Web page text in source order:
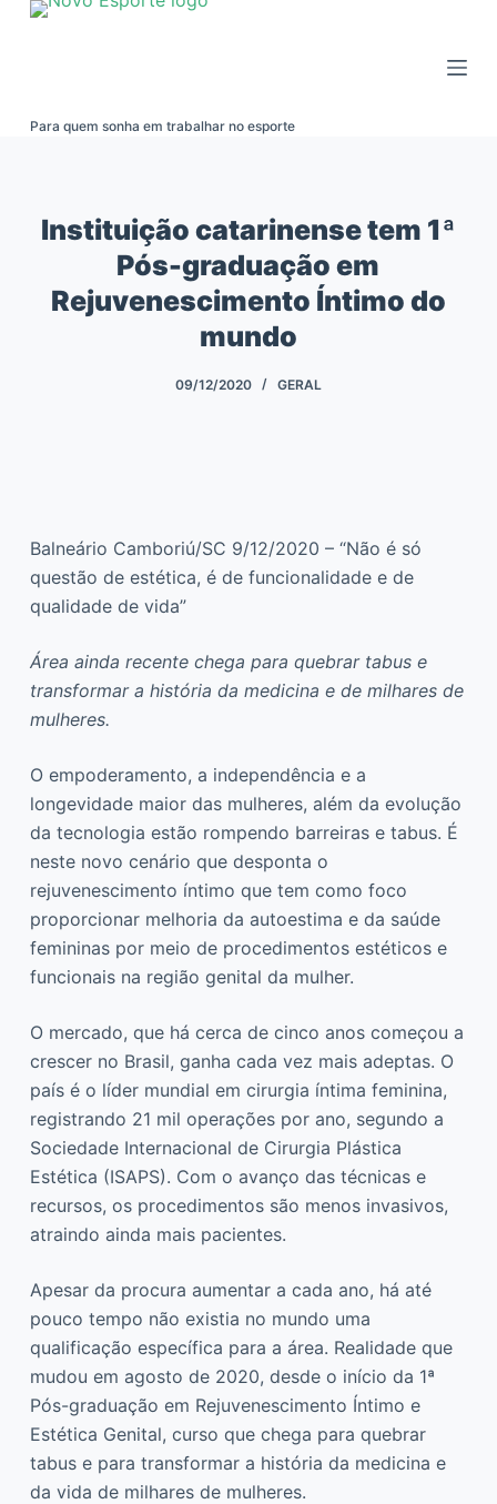
Pular
Para quem sonha em trabalhar no esporte
Instituição catarinense tem 1ª
Pós-graduação em
Rejuvenescimento Íntimo do
mundo
09/12/2020 GERAL
Balneário Camboriú/SC 9/12/2020 – “Não é só
questão de estética, é de funcionalidade e de
qualidade de vida”
Área ainda recente chega para quebrar tabus e
transformar a história da medicina e de milhares de
mulheres.
O empoderamento, a independência e a
longevidade maior das mulheres, além da evolução
da tecnologia estão rompendo barreiras e tabus. É
neste novo cenário que desponta o
rejuvenescimento íntimo que tem como foco
proporcionar melhoria da autoestima e da saúde
femininas por meio de procedimentos estéticos e
funcionais na região genital da mulher.
O mercado, que há cerca de cinco anos começou a
crescer no Brasil, ganha cada vez mais adeptas. O
país é o líder mundial em cirurgia íntima feminina,
registrando 21 mil operações por ano, segundo a
Sociedade Internacional de Cirurgia Plástica
Estética (ISAPS). Com o avanço das técnicas e
recursos, os procedimentos são menos invasivos,
atraindo ainda mais pacientes.
Apesar da procura aumentar a cada ano, há até
pouco tempo não existia no mundo uma
qualificação específica para a área. Realidade que
mudou em agosto de 2020, desde o início da 1ª
Pós-graduação em Rejuvenescimento Íntimo e
Estética Genital, curso que chega para quebrar
tabus e para transformar a história da medicina e
da vida de milhares de mulheres.